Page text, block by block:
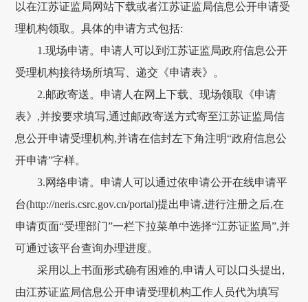
以在江苏证监局网站下载或者江苏证监局信息公开申请受
理机构领取。具体的申请方式包括:
1.现场申请。申请人可以到江苏证监局政府信息公开
受理机构接待场所填写、递交《申请表》。
2.邮政寄送。申请人在网上下载、现场领取《申请
表》,并按要求填写,通过邮政寄送方式寄至江苏证监局信
息公开申请受理机构,并请在信封左下角注明“政府信息公
开申请”字样。
3.网络申请。申请人可以通过依申请公开在线申请平
台(http://neris.csrc.gov.cn/portal)提出申请,进行注册之后,在
申请页面“受理部门”一栏下拉菜单中选择“江苏证监局”,并
可通过该平台查询办理进度。
采用以上书面形式确有困难的,申请人可以口头提出,
由江苏证监局信息公开申请受理机构工作人员代为填写